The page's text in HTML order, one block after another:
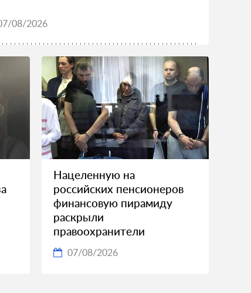
08/2026
Нацеленную на
российских пенсионеров
финансовую пирамиду
раскрыли
правоохранители
07/08/2026